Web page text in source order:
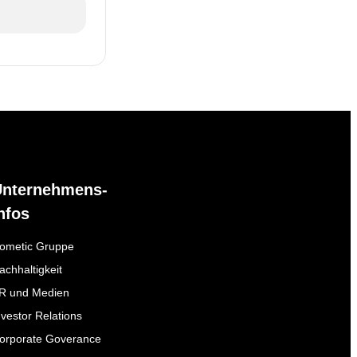
Gruppe
und Medien
Relations
Goverance